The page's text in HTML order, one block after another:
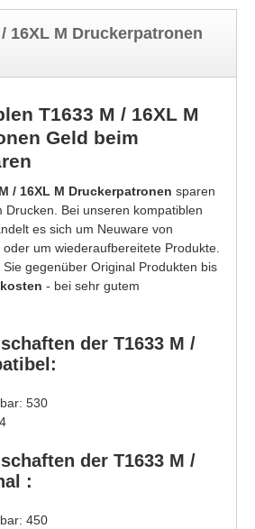
16XL M Druckerpatronen
T1633 M / 16XL M
Geld beim
/ 16XL M Druckerpatronen sparen
Drucken. Bei unseren kompatiblen
es sich um Neuware von
um wiederaufbereitete Produkte.
gegenüber Original Produkten bis
- bei sehr gutem
der T1633 M /
530
der T1633 M /
:
450